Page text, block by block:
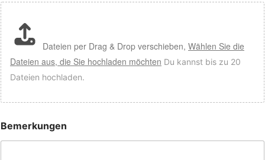
Dateien per Drag & Drop verschieben, Wählen Sie die
Dateien aus, die Sie hochladen möchten Du kannst bis zu 20
Dateien hochladen.
Bemerkungen